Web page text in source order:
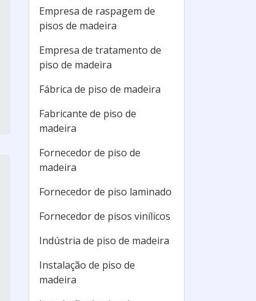
Empresa de raspagem de
pisos de madeira
Empresa de tratamento de
piso de madeira
Fábrica de piso de madeira
Fabricante de piso de
madeira
Fornecedor de piso de
madeira
Fornecedor de piso laminado
Fornecedor de pisos vinílicos
Indústria de piso de madeira
Instalação de piso de
madeira